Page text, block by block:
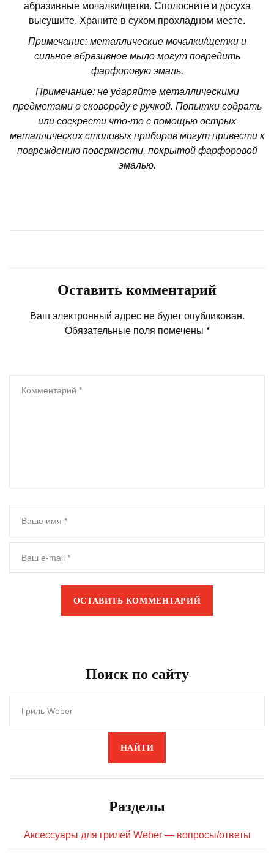
абразивные мочалки/щетки. Сполосните и досуха
высушите. Храните в сухом прохладном месте.
Примечание: металлические мочалки/щетки и
сильное абразивное мыло могут повредить
фарфоровую эмаль.
Примечание: не ударяйте металлическими
предметами о сковороду с ручкой. Попытки содрать
или соскрести что-то с помощью острых
металлических столовых приборов могут привести к
повреждению поверхности, покрытой фарфоровой
эмалью.
Оставить комментарий
Ваш электронный адрес не будет опубликован.
Обязательные поля помечены *
ОСТАВИТЬ КОММЕНТАРИЙ
Поиск по сайту
НАЙТИ
Разделы
Аксессуары для грилей Weber — вопросы/ответы